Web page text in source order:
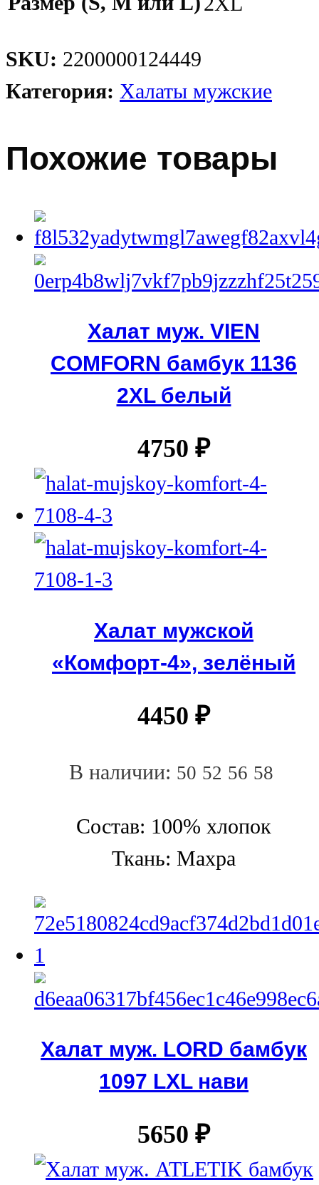
SKU: 2200000124449
Категория: Халаты мужские
Похожие товары
Халат муж. VIEN
COMFORN бамбук 1136
2XL белый
4750 ₽
Халат мужской
«Комфорт-4», зелёный
4450 ₽
В наличии: 50 52 56 58
Состав: 100% хлопок
Ткань: Махра
Халат муж. LORD бамбук
1097 LXL нави
5650 ₽